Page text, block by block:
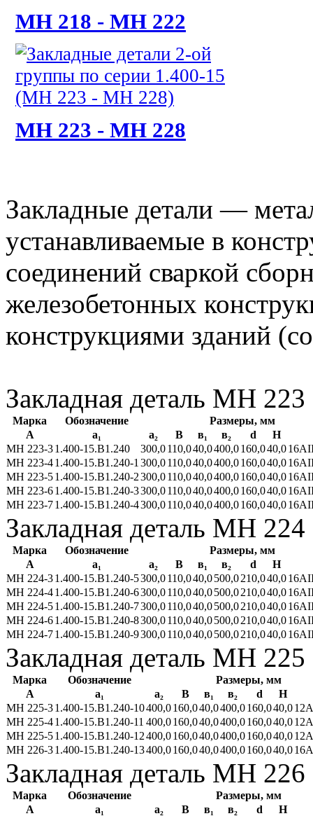
МН 218 - МН 222
МН 223 - МН 228
Закладные детали —
устанавливаемые в
соединений сваркой
железобетонных
конструкциями зданий
Закладная деталь МН 223
Марка Обозначение
Размеры, мм
А
а₁ a₂ В в₁ в₂ d
Н
МН 223-31.400-15.В1.240 300,0110,040,0400,0160,040,0
МН 223-41.400-15.В1.240-1 300,0110,040,0400,0160,040,0
МН 223-51.400-15.В1.240-2300,0110,040,0400,0160,040,0
МН 223-61.400-15.В1.240-3300,0110,040,0400,0160,040,0
МН 223-71.400-15.В1.240-4300,0110,040,0400,0160,040,0
Закладная деталь МН 224
Марка Обозначение
Размеры, мм
А
а₁ a₂ В в₁ в₂ d
Н
МН 224-31.400-15.В1.240-5300,0110,040,0500,0210,040,0
МН 224-41.400-15.В1.240-6300,0110,040,0500,0210,040,0
МН 224-51.400-15.В1.240-7300,0110,040,0500,0210,040,0
МН 224-61.400-15.В1.240-8300,0110,040,0500,0210,040,0
МН 224-71.400-15.В1.240-9300,0110,040,0500,0210,040,0
Закладная деталь МН 225
Марка Обозначение
Размеры, мм
А
а₁ a₂ В в₁ в₂ d
Н
МН 225-31.400-15.В1.240-10400,0160,040,0400,0160,040,0
МН 225-41.400-15.В1.240-11 400,0160,040,0400,0160,040,0
МН 225-51.400-15.В1.240-12400,0160,040,0400,0160,040,0
МН 226-31.400-15.В1.240-13400,0160,040,0400,0160,040,0
Закладная деталь МН 226
Марка Обозначение
Размеры, мм
А
а₁ a₂ В в₁ в₂ d
Н